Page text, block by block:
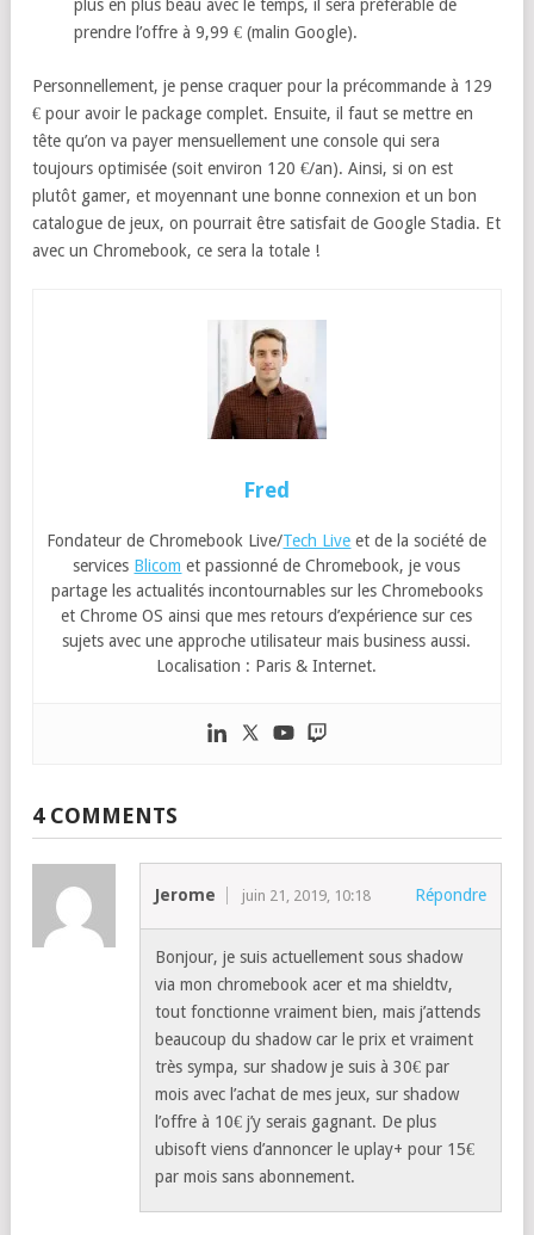
plus en plus beau avec le temps, il sera préférable de
prendre l’offre à 9,99 € (malin Google).
Personnellement, je pense craquer pour la précommande à 129
€ pour avoir le package complet. Ensuite, il faut se mettre en
tête qu’on va payer mensuellement une console qui sera
toujours optimisée (soit environ 120 €/an). Ainsi, si on est
plutôt gamer, et moyennant une bonne connexion et un bon
catalogue de jeux, on pourrait être satisfait de Google Stadia. Et
avec un Chromebook, ce sera la totale !
Fred
Fondateur de Chromebook Live/Tech Live et de la société de
services Blicom et passionné de Chromebook, je vous
partage les actualités incontournables sur les Chromebooks
et Chrome OS ainsi que mes retours d’expérience sur ces
sujets avec une approche utilisateur mais business aussi.
Localisation : Paris & Internet.
4 COMMENTS
Jerome juin 21, 2019, 10:18 Répondre
Bonjour, je suis actuellement sous shadow
via mon chromebook acer et ma shieldtv,
tout fonctionne vraiment bien, mais j’attends
beaucoup du shadow car le prix et vraiment
très sympa, sur shadow je suis à 30€ par
mois avec l’achat de mes jeux, sur shadow
l’offre à 10€ j’y serais gagnant. De plus
ubisoft viens d’annoncer le uplay+ pour 15€
par mois sans abonnement.